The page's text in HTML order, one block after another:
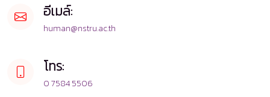
อีเมล์:
human@nstru.ac.th
โทร:
0 7584 5506